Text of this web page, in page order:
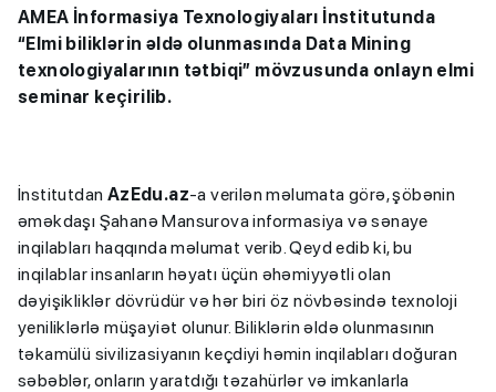
AMEA İnformasiya Texnologiyaları İnstitutunda
“Elmi biliklərin əldə olunmasında Data Mining
texnologiyalarının tətbiqi” mövzusunda onlayn elmi
seminar keçirilib.
İnstitutdan AzEdu.az-a verilən məlumata görə, şöbənin
əməkdaşı Şahanə Mansurova informasiya və sənaye
inqilabları haqqında məlumat verib. Qeyd edib ki, bu
inqilablar insanların həyatı üçün əhəmiyyətli olan
dəyişikliklər dövrüdür və hər biri öz növbəsində texnoloji
yeniliklərlə müşayiət olunur. Biliklərin əldə olunmasının
təkamülü sivilizasiyanın keçdiyi həmin inqilabları doğuran
səbəblər, onların yaratdığı təzahürlər və imkanlarla